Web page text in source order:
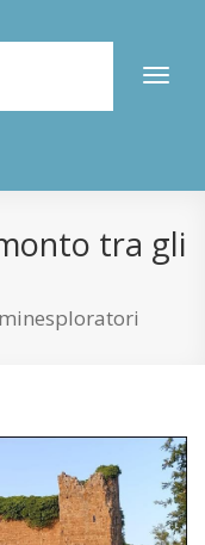
Toggle
tra gli